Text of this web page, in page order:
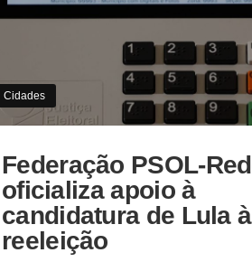
Cidades
Federação PSOL-
oficializa apoio à
candidatura de Lula à
reeleição